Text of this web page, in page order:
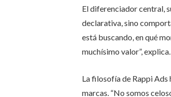
El diferenciador central,
declarativa, sino
está buscando, en qué
muchísimo valor”, explica.
La filosofía de Rappi
marcas. “No somos